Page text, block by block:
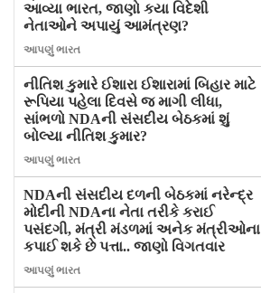
આવ્યા ભારત, જાણો કયા વિદેશી
નેતાઓને અપાયું આમંત્રણ?
આપણું ભારત
નીતિશ કુમારે ઈશારા ઈશારામાં બિહાર માટે
રૂપિયા પહેલા દિવસે જ માગી લીધા,
સાંભળો NDAની સંસદીય બેઠકમાં શું
બોલ્યા નીતિશ કુમાર?
આપણું ભારત
NDAની સંસદીય દળની બેઠકમાં નરેન્દ્ર
મોદીની NDAના નેતા તરીકે કરાઈ
પસંદગી, મંત્રી મંડળમાં અનેક મંત્રીઓના
કપાઈ શકે છે પત્તા.. જાણો વિગતવાર
આપણું ભારત